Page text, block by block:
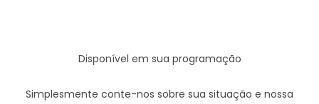
Disponível em sua programação
Simplesmente conte-nos sobre sua situação e nossa